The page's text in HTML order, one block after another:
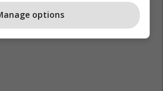
options